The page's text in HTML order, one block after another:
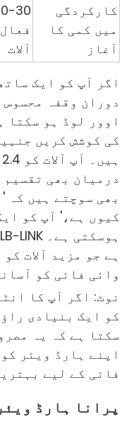
کارکردگی
میں کمی کا
آغاز
30
فعال
آلات
اگر آپ کو ایک
دوران وقفہ
اوور لوڈ ہو سکتا
کی کوشش کریں
درمیان بھی
بھی سوچتے ہیں کہ
کیوں ہے،' آپ کو
ہے جو مزید آلات
وائی فائی کو
نوٹ: اگر آپ کا
کو ایک بنیادی
سکتا ہے کہ یہ
اپنے ہارڈ ویئر
فائی کے لیے
پرانا ہارڈ ویئر